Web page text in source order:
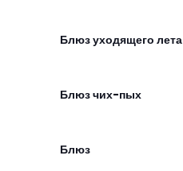
Блюз уходящего лета
Блюз чих-пых
Блюз